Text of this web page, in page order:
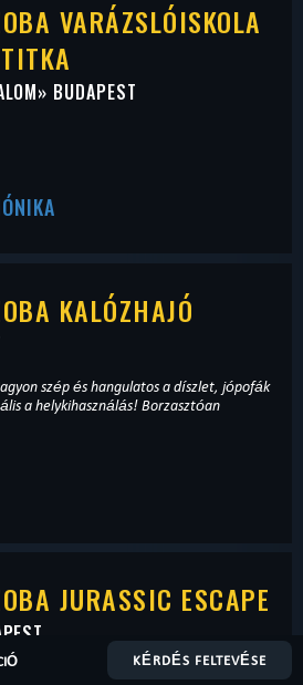
VARÁZSLÓISKOLA
» BUDAPEST
KALÓZHAJÓ
szép és hangulatos a díszlet, jópofák
a helykihasználás! Borzasztóan
JURASSIC ESCAPE
Családosan mentünk két fiunkkal (10 és
KÉRDÉS FELTEVÉSE